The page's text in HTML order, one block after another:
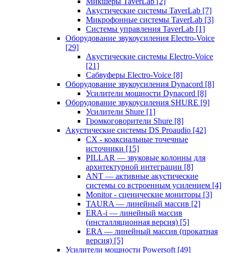
Акустические системы TaverLab [7]
Микрофонные системы TaverLab [3]
Системы управления TaverLab [1]
Оборудование звукоусиления Electro-Voice
[29]
Акустические системы Electro-Voice
[21]
Сабвуферы Electro-Voice [8]
Оборудование звукоусиления Dynacord [8]
Усилители мощности Dynacord [8]
Оборудование звукоусиления SHURE [9]
Усилители Shure [1]
Громкоговорители Shure [8]
Акустические системы DS Proaudio [42]
CX - коаксиальные точечные
источники [15]
PILLAR — звуковые колонны для
архитектурной интеграции [8]
ANT — активные акустические
системы со встроенным усилением [4]
Monitor - сценические мониторы [3]
TAURA — линейный массив [2]
ERA-i — линейный массив
(инсталляционная версия) [5]
ERA — линейный массив (прокатная
версия) [5]
Усилители мощности Powersoft [49]